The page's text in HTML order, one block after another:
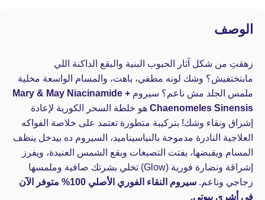
الوصف
زهقتِ من شكل آثار الحبوب البنية والبقع الداكنة اللي
مابتختفيش؟ وشك لونه مطفي، باهت، والمسام الواسعة مخلية
ملمس الجلد مش ناعم؟ سيروم Mary & May Niacinamide +
Chaenomeles Sinensis هو خلطة السحر الكورية لإعادة
إشراق ونقاء وشك! بتركيبة متطورة تعتمد على خلاصة الفواكه
العلاجية النادرة مدموجة بالنياسيناميد، السيروم ده بيدخل ينظف
المسام ويقبضها، يفتت التصبغات وبقع الشمس العنيدة، ويفرز
إشراقة ونضارة فورية (Glow) تخلي بشرتك صافية وملمسها
زجاجي وناعم.
سيروم النقاء الفوري الأصلي 100% متوفر الآن
في أشري بيوتي.